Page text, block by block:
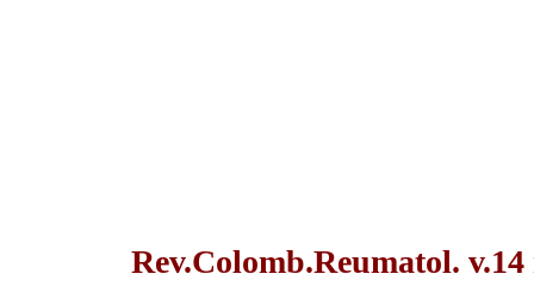
Rev.Colomb.Reumatol.